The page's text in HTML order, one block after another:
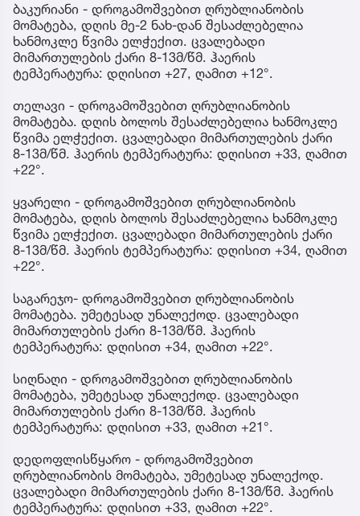
ბაკურიანი - დროგამოშვებით ღრუბლიანობის
მომატება, დღის მე-2 ნახ-დან შესაძლებელია
ხანმოკლე წვიმა ელჭექით. ცვალებადი
მიმართულების ქარი 8-13მ/წმ. ჰაერის
ტემპერატურა: დღისით +27, ღამით +12°.
თელავი - დროგამოშვებით ღრუბლიანობის
მომატება. დღის ბოლოს შესაძლებელია ხანმოკლე
წვიმა ელჭექით. ცვალებადი მიმართულების ქარი
8-13მ/წმ. ჰაერის ტემპერატურა: დღისით +33, ღამით
+22°.
ყვარელი - დროგამოშვებით ღრუბლიანობის
მომატება, დღის ბოლოს შესაძლებელია ხანმოკლე
წვიმა ელჭექით. ცვალებადი მიმართულების ქარი
8-13მ/წმ. ჰაერის ტემპერატურა: დღისით +34, ღამით
+22°.
საგარეჯო- დროგამოშვებით ღრუბლიანობის
მომატება. უმეტესად უნალექოდ. ცვალებადი
მიმართულების ქარი 8-13მ/წმ. ჰაერის
ტემპერატურა: დღისით +34, ღამით +22°.
სიღნაღი - დროგამოშვებით ღრუბლიანობის
მომატება, უმეტესად უნალექოდ. ცვალებადი
მიმართულების ქარი 8-13მ/წმ. ჰაერის
ტემპერატურა: დღისით +33, ღამით +21°.
დედოფლისწყარო - დროგამოშვებით
ღრუბლიანობის მომატება, უმეტესად უნალექოდ.
ცვალებადი მიმართულების ქარი 8-13მ/წმ. ჰაერის
ტემპერატურა: დღისით +33, ღამით +22°.